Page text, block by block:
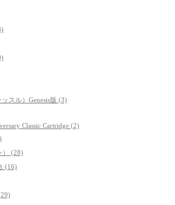
スル）Genesis版 (3)
Classic Cartridge (2)
） (28)
(16)